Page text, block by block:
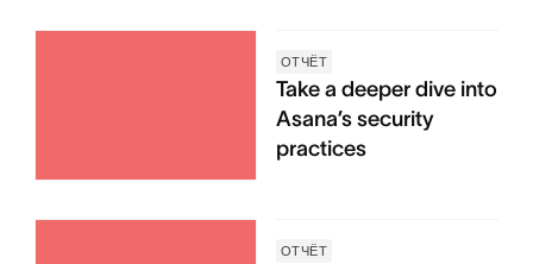
ОТЧЁТ
Take a deeper dive into
Asana’s security
practices
ОТЧЁТ